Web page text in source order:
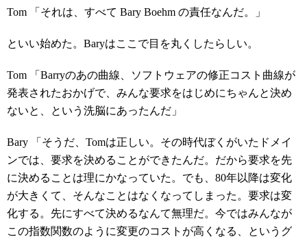
Tom 「それは、すべて Bary Boehm の責任なんだ。」
といい始めた。Baryはここで目を丸くしたらしい。
Tom 「Barryのあの曲線、ソフトウェアの修正コスト曲線が
発表されたおかげで、みんな要求をはじめにちゃんと決め
ないと、という洗脳にあったんだ」
Bary 「そうだ、Tomは正しい。その時代ぼくがいたドメイ
ンでは、要求を決めることができたんだ。だから要求を先
に決めることは理にかなっていた。でも、80年以降は変化
が大きくて、そんなことはなくなってしまった。要求は変
化する。先にすべて決めるなんて無理だ。今ではみんなが
この指数関数のように変更のコストが高くなる、というグ